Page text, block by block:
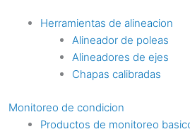
Herramientas de alineacion
Alineador de poleas
Alineadores de ejes
Chapas calibradas
Monitoreo de condicion
Productos de monitoreo